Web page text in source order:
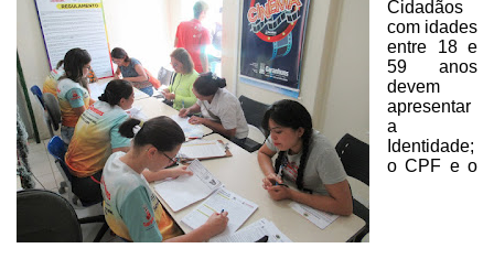
Cidadãos
com idades
entre 18 e
59 anos
devem
apresentar
a
Identidade;
o CPF e o